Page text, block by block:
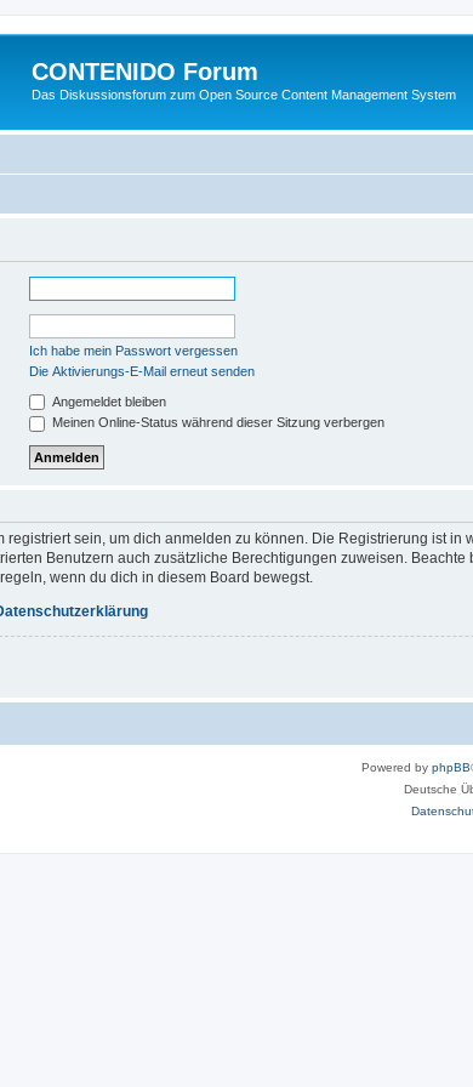
CONTENIDO Forum
Das Diskussionsforum zum Open Source Content Management System
Ich habe mein Passwort vergessen
Die Aktivierungs-E-Mail erneut senden
Angemeldet bleiben
Meinen Online-Status während dieser Sitzung verbergen
registriert sein, um dich anmelden zu können. Die Registrierung ist
Benutzern auch zusätzliche Berechtigungen zuweisen.
wenn du dich in diesem Board bewegst.
Powered by phpBB
Deutsche